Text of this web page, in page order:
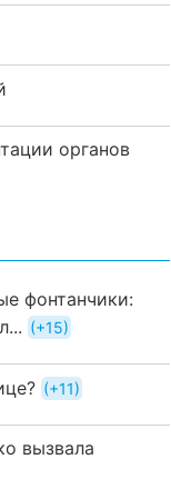
органов
фонтанчики:
+15
+11
вызвала